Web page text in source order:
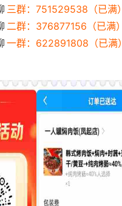
三群：751529538（已满）
二群：376877156（已满）
一群：622891808（已满）